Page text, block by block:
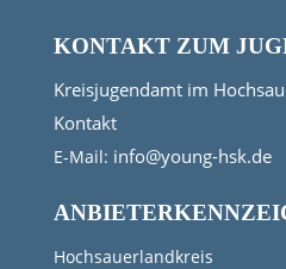
KONTAKT ZUM
Kreisjugendamt im
Kontakt
E-Mail: info@young-hsk.de
Hochsauerlandkreis